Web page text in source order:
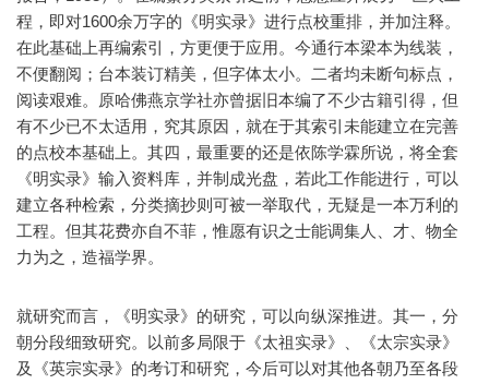
程，即对1600余万字的《明实录》进行点校重排，并加注释。
在此基础上再编索引，方更便于应用。今通行本梁本为线装，
不便翻阅；台本装订精美，但字体太小。二者均未断句标点，
阅读艰难。原哈佛燕京学社亦曾据旧本编了不少古籍引得，但
有不少已不太适用，究其原因，就在于其索引未能建立在完善
的点校本基础上。其四，最重要的还是依陈学霖所说，将全套
《明实录》输入资料库，并制成光盘，若此工作能进行，可以
建立各种检索，分类摘抄则可被一举取代，无疑是一本万利的
工程。但其花费亦自不菲，惟愿有识之士能调集人、才、物全
力为之，造福学界。
就研究而言，《明实录》的研究，可以向纵深推进。其一，分
朝分段细致研究。以前多局限于《太祖实录》、《太宗实录》
及《英宗实录》的考订和研究，今后可以对其他各朝乃至各段